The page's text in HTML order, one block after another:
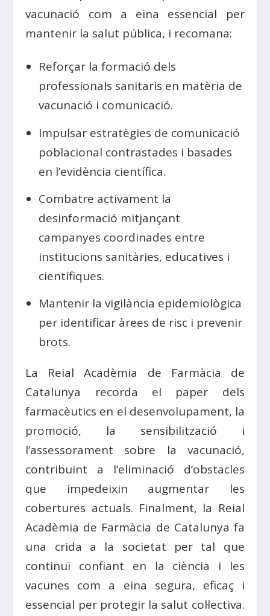
vacunació com a eina essencial per
mantenir la salut pública, i recomana:
Reforçar la formació dels
professionals sanitaris en matèria de
vacunació i comunicació.
Impulsar estratègies de comunicació
poblacional contrastades i basades
en l’evidència científica.
Combatre activament la
desinformació mitjançant
campanyes coordinades entre
institucions sanitàries, educatives i
científiques.
Mantenir la vigilància epidemiològica
per identificar àrees de risc i prevenir
brots.
La Reial Acadèmia de Farmàcia de
Catalunya recorda el paper dels
farmacèutics en el desenvolupament, la
promoció, la sensibilització i
l’assessorament sobre la vacunació,
contribuint a l’eliminació d’obstacles
que impedeixin augmentar les
cobertures actuals. Finalment, la Reial
Acadèmia de Farmàcia de Catalunya fa
una crida a la societat per tal que
continuï confiant en la ciència i les
vacunes com a eina segura, eficaç i
essencial per protegir la salut col·lectiva.